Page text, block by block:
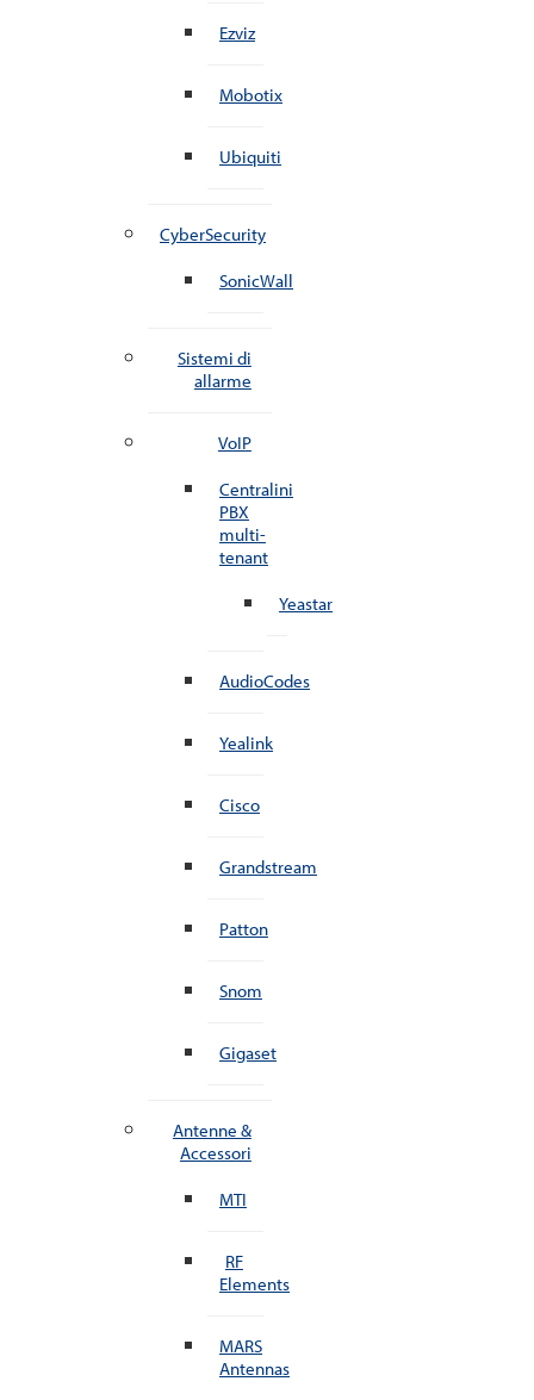
Ezviz
Mobotix
Ubiquiti
CyberSecurity
SonicWall
Sistemi di
allarme
VoIP
Centralini
PBX
multi-
tenant
Yeastar
AudioCodes
Yealink
Cisco
Grandstream
Patton
Snom
Gigaset
Antenne &
Accessori
MTI
RF
Elements
MARS
Antennas